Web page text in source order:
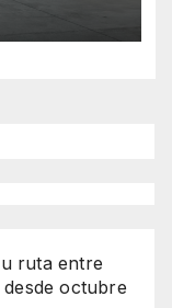
ruta entre
octubre